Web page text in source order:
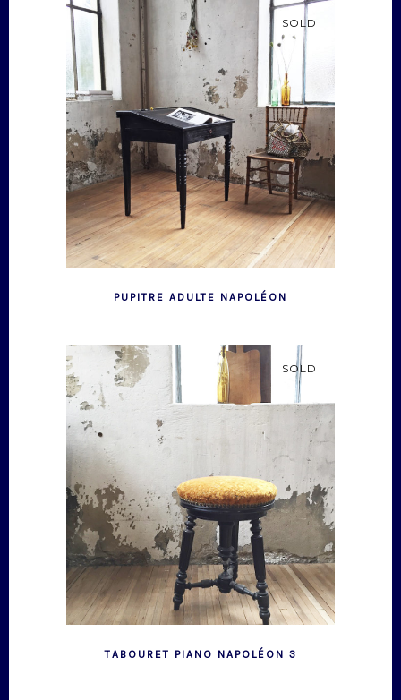
SOLD
PUPITRE ADULTE NAPOLÉON
SOLD
TABOURET PIANO NAPOLÉON 3